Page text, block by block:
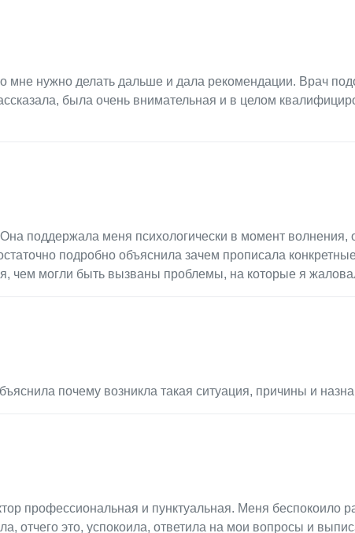
мне нужно делать дальше и дала рекомендации. Врач
была очень внимательная и в целом
поддержала меня психологически в момент волнения,
подробно объяснила зачем прописала
чем могли быть вызваны проблемы, на которые я
почему возникла такая ситуация, причины и
профессиональная и пунктуальная. Меня беспокоило
отчего это, успокоила, ответила на мои вопросы и